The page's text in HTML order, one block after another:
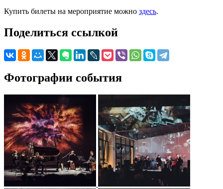
Купить билеты на мероприятие можно здесь.
Поделиться ссылкой
Фотографии события